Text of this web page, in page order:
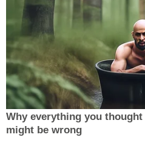
Why everything you
might be wrong